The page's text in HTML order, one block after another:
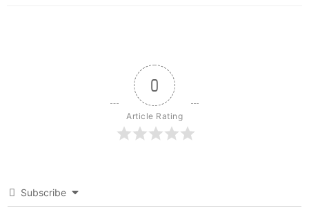
0
Article Rating
Subscribe